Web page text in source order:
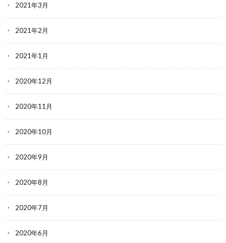
2021年3月
2021年2月
2021年1月
2020年12月
2020年11月
2020年10月
2020年9月
2020年8月
2020年7月
2020年6月